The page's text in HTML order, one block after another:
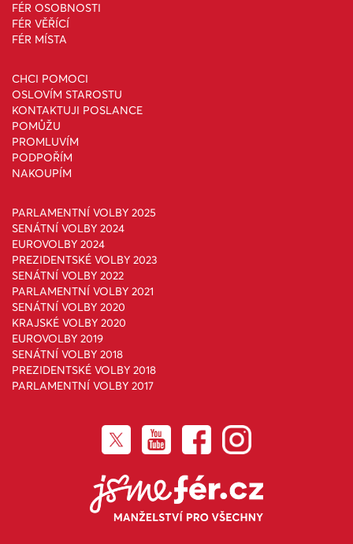
FÉR OSOBNOSTI
FÉR VĚŘÍCÍ
FÉR MÍSTA
CHCI POMOCI
OSLOVÍM STAROSTU
KONTAKTUJI POSLANCE
POMŮŽU
PROMLUVÍM
PODPOŘÍM
NAKOUPÍM
PARLAMENTNÍ VOLBY 2025
SENÁTNÍ VOLBY 2024
EUROVOLBY 2024
PREZIDENTSKÉ VOLBY 2023
SENÁTNÍ VOLBY 2022
PARLAMENTNÍ VOLBY 2021
SENÁTNÍ VOLBY 2020
KRAJSKÉ VOLBY 2020
EUROVOLBY 2019
SENÁTNÍ VOLBY 2018
PREZIDENTSKÉ VOLBY 2018
PARLAMENTNÍ VOLBY 2017